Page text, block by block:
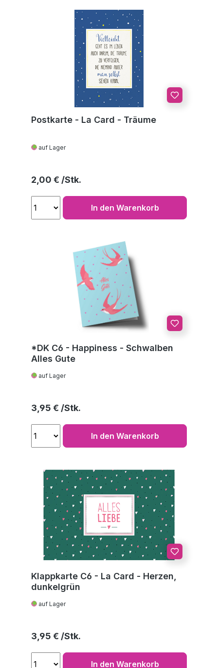
Postkarte - La Card - Träume
auf Lager
Regulärer Preis:
2,00 €
In den Warenkorb
*DK C6 - Happiness - Schwalben
Alles Gute
auf Lager
Regulärer Preis:
3,95 €
In den Warenkorb
Klappkarte C6 - La Card - Herzen,
dunkelgrün
auf Lager
Regulärer Preis:
3,95 €
In den Warenkorb